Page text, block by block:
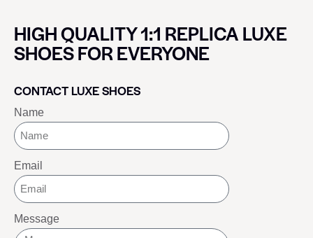
HIGH QUALITY 1:1 REPLICA LUXE
SHOES FOR EVERYONE
CONTACT LUXE SHOES
Name
Email
Message